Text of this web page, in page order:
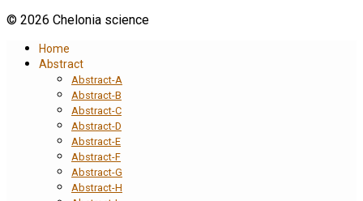
© 2026 Chelonia science
Home
Abstract
Abstract-A
Abstract-B
Abstract-C
Abstract-D
Abstract-E
Abstract-F
Abstract-G
Abstract-H